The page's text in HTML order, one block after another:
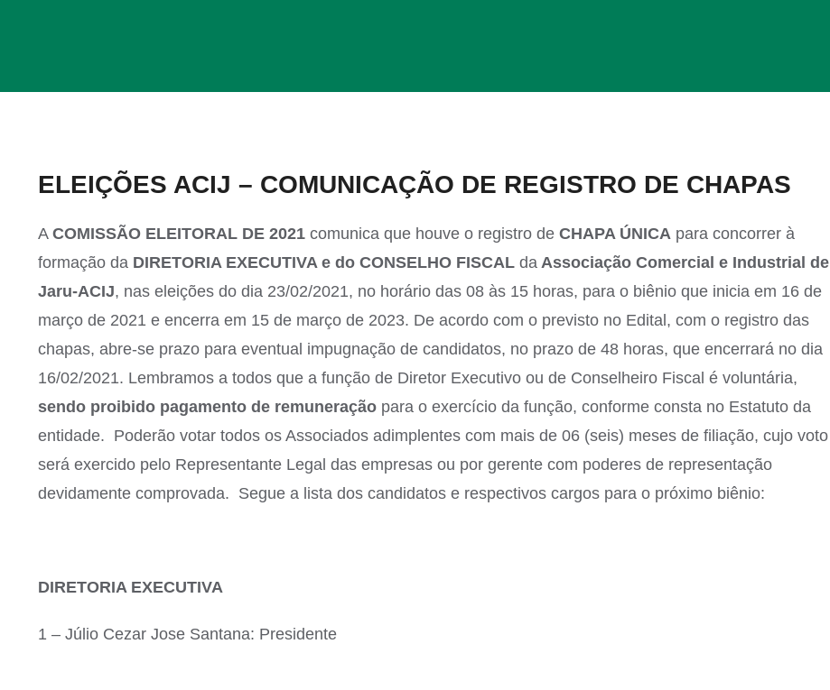
Larger
ELEIÇÕES ACIJ – COMUNICAÇÃO DE REGISTRO DE CHAPAS
A COMISSÃO ELEITORAL DE 2021 comunica que houve o registro de CHAPA ÚNICA para concorrer à
formação da DIRETORIA EXECUTIVA e do CONSELHO FISCAL da Associação Comercial e Industrial de
Jaru-ACIJ, nas eleições do dia 23/02/2021, no horário das 08 às 15 horas, para o biênio que inicia em 16 de
março de 2021 e encerra em 15 de março de 2023. De acordo com o previsto no Edital, com o registro das
chapas, abre-se prazo para eventual impugnação de candidatos, no prazo de 48 horas, que encerrará no dia
16/02/2021. Lembramos a todos que a função de Diretor Executivo ou de Conselheiro Fiscal é voluntária,
sendo proibido pagamento de remuneração para o exercício da função, conforme consta no Estatuto da
entidade. Poderão votar todos os Associados adimplentes com mais de 06 (seis) meses de filiação, cujo voto
será exercido pelo Representante Legal das empresas ou por gerente com poderes de representação
devidamente comprovada. Segue a lista dos candidatos e respectivos cargos para o próximo biênio:
DIRETORIA EXECUTIVA
1 – Júlio Cezar Jose Santana: Presidente